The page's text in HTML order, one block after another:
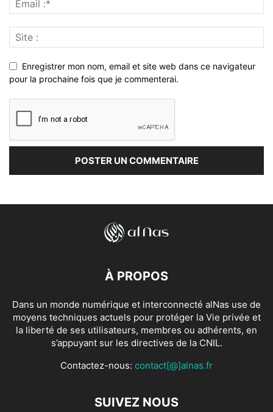
Enregistrer mon nom, email et site web dans ce navigateur
pour la prochaine fois que je commenterai.
À PROPOS
Dans un monde numérique et interconnecté alNas use de
moyens techniques actuels pour protéger la Vie privée et
la liberté de ses utilisateurs, membres ou adhérents, en
s’appuyant sur les directives de la CNIL.
Contactez-nous: contact[@]alnas.fr
SUIVEZ NOUS